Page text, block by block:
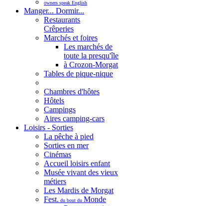
owners speak English
Manger... Dormir...
Restaurants
Crêperies
Marchés et foires
Les marchés de
toute la presqu'île
à Crozon-Morgat
Tables de pique-nique
Chambres d'hôtes
Hôtels
Campings
Aires camping-cars
Loisirs - Sorties
La pêche à pied
Sorties en mer
Cinémas
Accueil loisirs enfant
Musée vivant des vieux
métiers
Les Mardis de Morgat
Fest. du bout du Monde